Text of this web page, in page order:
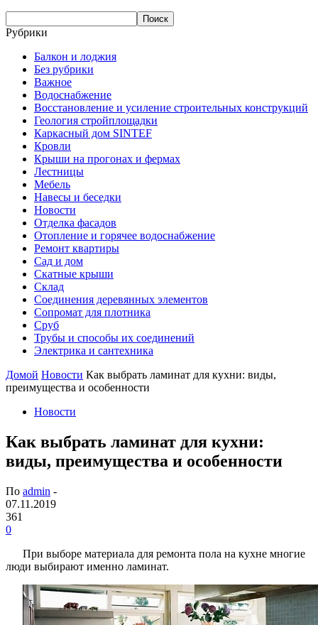
Рубрики
Балкон и лоджия
Без рубрики
Важное
Водоснабжение
Восстановление и усиление строительных конструкций
Геология стройплощадки
Каркасный дом SINTEF
Кровли
Крыши на прогонах и фермах
Лестницы
Мебель
Навесы и беседки
Новости
Отделка фасадов
Отопление и горячее водоснабжение
Ремонт квартиры
Сад и дом
Скатные крыши
Склад
Соединения деревянных элементов
Сопромат для плотника
Сруб
Трубы и способы их соединений
Электрика и сантехника
Домой Новости Как выбрать ламинат для кухни: виды,
преимущества и особенности
Новости
Как выбрать ламинат для кухни:
виды, преимущества и особенности
По admin -
07.11.2019
361
0
При выборе материала для ремонта пола на кухне многие
люди выбирают именно ламинат.